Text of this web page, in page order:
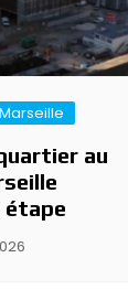
Marseille
au
étape